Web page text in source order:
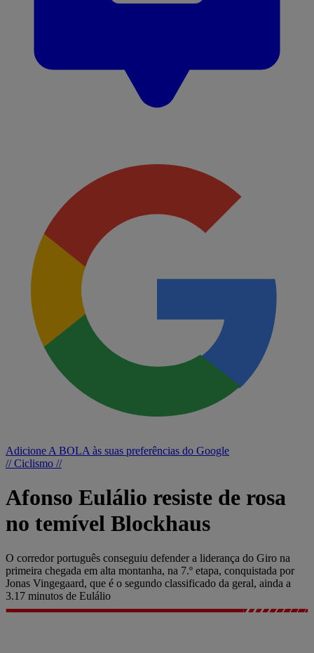
Adicione A BOLA às suas preferências do Google
// Ciclismo //
Afonso Eulálio resiste de rosa
no temível Blockhaus
O corredor português conseguiu defender a liderança do Giro na
primeira chegada em alta montanha, na 7.º etapa, conquistada por
Jonas Vingegaard, que é o segundo classificado da geral, ainda a
3.17 minutos de Eulálio